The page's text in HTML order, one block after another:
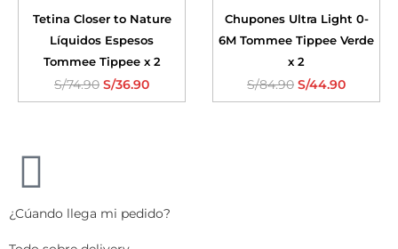
Tetina Closer to Nature
Líquidos Espesos
Tommee Tippee x 2
S/74.90 S/36.90
Chupones Ultra Light 0-
6M Tommee Tippee Verde
x 2
S/84.90 S/44.90
¿Cúando llega mi pedido?